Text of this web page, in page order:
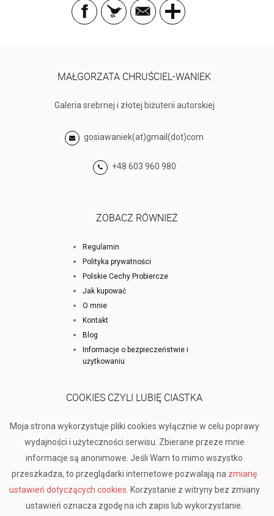
MAŁGORZATA CHRUŚCIEL-WANIEK
Galeria srebrnej i złotej biżuterii autorskiej
gosiawaniek(at)gmail(dot)com
+48 603 960 980
ZOBACZ RÓWNIEŻ
Regulamin
Polityka prywatności
Polskie Cechy Probiercze
Jak kupować
O mnie
Kontakt
Blog
Informacje o bezpieczeństwie i
użytkowaniu
COOKIES CZYLI LUBIĘ CIASTKA
Moja strona wykorzystuje pliki cookies wyłącznie w celu poprawy
wydajności i użyteczności serwisu. Zbierane przeze mnie
informacje są anonimowe. Jeśli Wam to mimo wszystko
przeszkadza, to przeglądarki internetowe pozwalają na zmianę
ustawień dotyczących cookies . Korzystanie z witryny bez zmiany
ustawień oznacza zgodę na ich zapis lub wykorzystanie.